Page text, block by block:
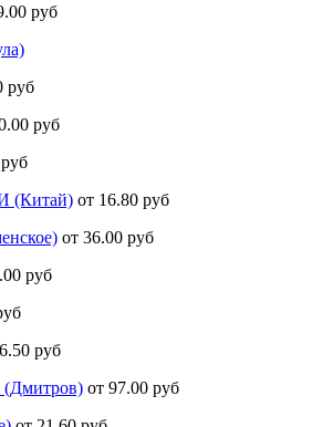
руб
руб
руб
(Китай) от 16.80 руб
от 36.00 руб
руб
руб
(Дмитров) от 97.00 руб